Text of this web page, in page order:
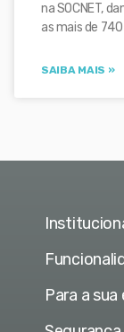
na SOCNET,
as mais de
SAIBA MAIS »
Para a